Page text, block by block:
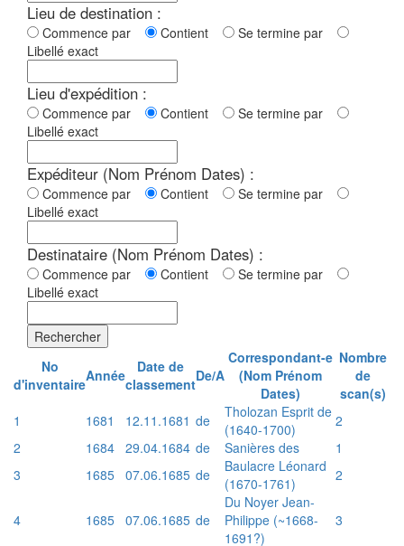
Lieu de destination :
Commence par Contient
Se termine par
Libellé exact
Lieu d'expédition :
Commence par Contient
Se termine par
Libellé exact
Expéditeur (Nom Prénom Dates) :
Commence par Contient
Se termine par
Libellé exact
Destinataire (Nom Prénom Dates) :
Commence par Contient
Se termine par
Libellé exact
Rechercher
No
d'inventaireAnnée
Date de
classementDe/A
Correspondant-e
(Nom Prénom
Dates)
Nombre
de
scan(s)
1
1681 12.11.1681 de
Tholozan Esprit de
(1640-1700)
2
2
1684 29.04.1684 de Sanières des
1
3
1685 07.06.1685 de
Baulacre Léonard
(1670-1761)
2
4 1685 07.06.1685 de
Du Noyer Jean-
Philippe (~1668-
1691?)
3